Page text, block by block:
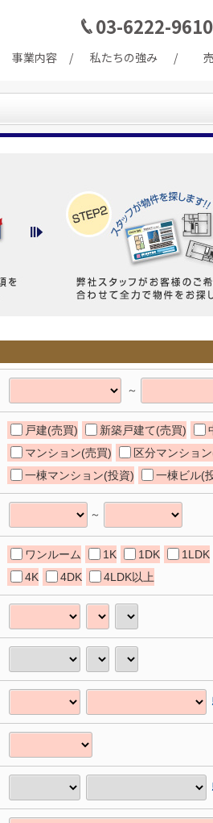
03-6222-9610
事業内容 私たちの強み
～
戸建(売買) 新築戸建て(売買)
マンション(売買)
区分マンショ
一棟マンション(投資)
一棟ビル(
～
ワンルーム 1K 1DK 1LDK
4K
4DK 4LDK以上